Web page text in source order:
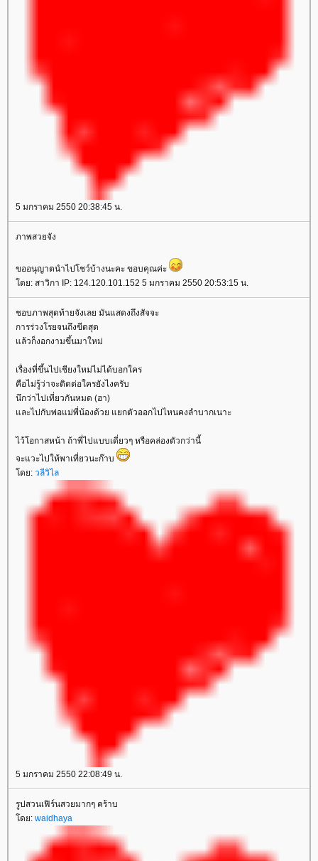
5 มกราคม 2550 20:38:45 น.
ภาพสวยจัง
ขออนุญาตนำไปโชว์บ้างนะคะ ขอบคุณค่ะ
ดย: สาวิกา IP: 124.120.101.152 5 มกราคม 2550 20:53:15 น.
ชอบภาพสุดท้ายจังเลย มันแสดงถึงสัจจะ
การร่วงโรยจนถึงขีดสุด
ล้วก็งอกงามขึ้นมาใหม่
เรื่องที่ขึ้นไปเชียงใหม่ไม่ได้บอกใคร
คือไม่รู้ว่าจะติดต่อใครยังไงครับ
นึกว่าไปเที่ยวกันหมด (ฮา)
ละไปกับพ่อแม่พี่น้องด้วย แยกตัวออกไปไหนคงลำบากเนาะ
ไว้โอกาสหน้า ถ้าพี่ไปแบบเดี่ยวๆ หรือคล่องตัวกว่านี้
จะแวะไปให้พาเที่ยวนะก๊าบ
ดย: วลีวิไล
5 มกราคม 2550 22:08:49 น.
รูปสวนเฟิร์นสวยมากๆ คร้าบ
ดย: waidhaya